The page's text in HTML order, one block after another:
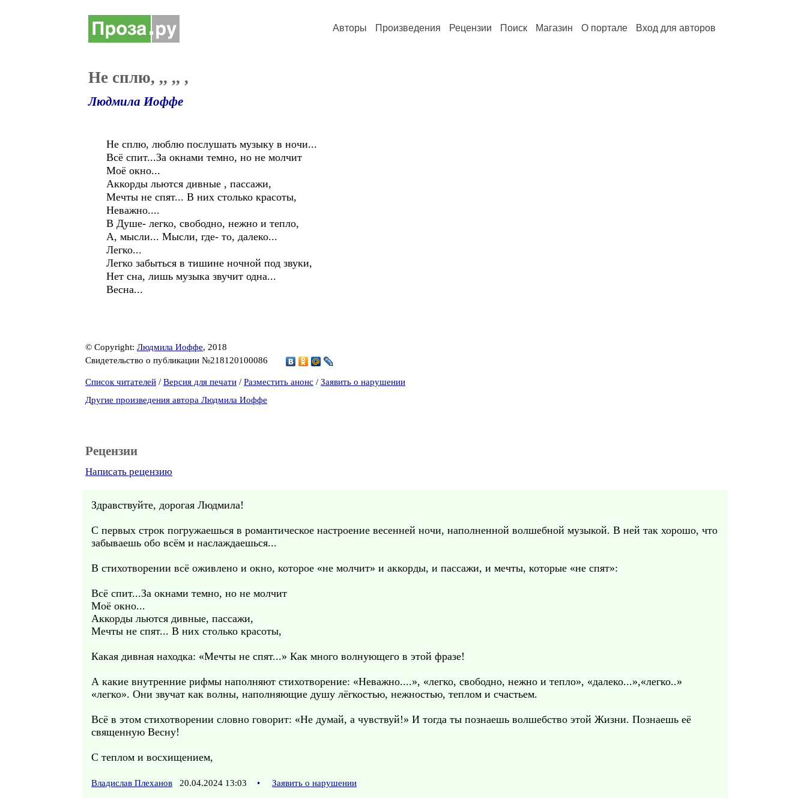
Авторы Произведения Рецензии Поиск Магазин О портале Вход для авторов
Не сплю, ,, ,, ,
Людмила Иоффе
Не сплю, люблю послушать музыку в ночи...
Всё спит...За окнами темно, но не молчит
Моё окно...
Аккорды льются дивные , пассажи,
Мечты не спят... В них столько красоты,
Неважно....
В Душе- легко, свободно, нежно и тепло,
А, мысли... Мысли, где- то, далеко...
Легко...
Легко забыться в тишине ночной под звуки,
Нет сна, лишь музыка звучит одна...
Весна...
© Copyright: Людмила Иоффе, 2018
Свидетельство о публикации №218120100086
Список читателей / Версия для печати / Разместить анонс / Заявить о нарушении
Другие произведения автора Людмила Иоффе
Рецензии
Написать рецензию
Здравствуйте, дорогая Людмила!
С первых строк погружаешься в романтическое настроение весенней ночи, наполненной волшебной музыкой. В ней так хорошо, что
забываешь обо всём и наслаждаешься...
В стихотворении всё оживлено и окно, которое «не молчит» и аккорды, и пассажи, и мечты, которые «не спят»:
Всё спит...За окнами темно, но не молчит
Моё окно...
Аккорды льются дивные, пассажи,
Мечты не спят... В них столько красоты,
Какая дивная находка: «Мечты не спят...» Как много волнующего в этой фразе!
А какие внутренние рифмы наполняют стихотворение: «Неважно....», «легко, свободно, нежно и тепло», «далеко...»,«легко..»
«легко». Они звучат как волны, наполняющие душу лёгкостью, нежностью, теплом и счастьем.
Всё в этом стихотворении словно говорит: «Не думай, а чувствуй!» И тогда ты познаешь волшебство этой Жизни. Познаешь её
священную Весну!
С теплом и восхищением,
Владислав Плеханов 20.04.2024 13:03 • Заявить о нарушении